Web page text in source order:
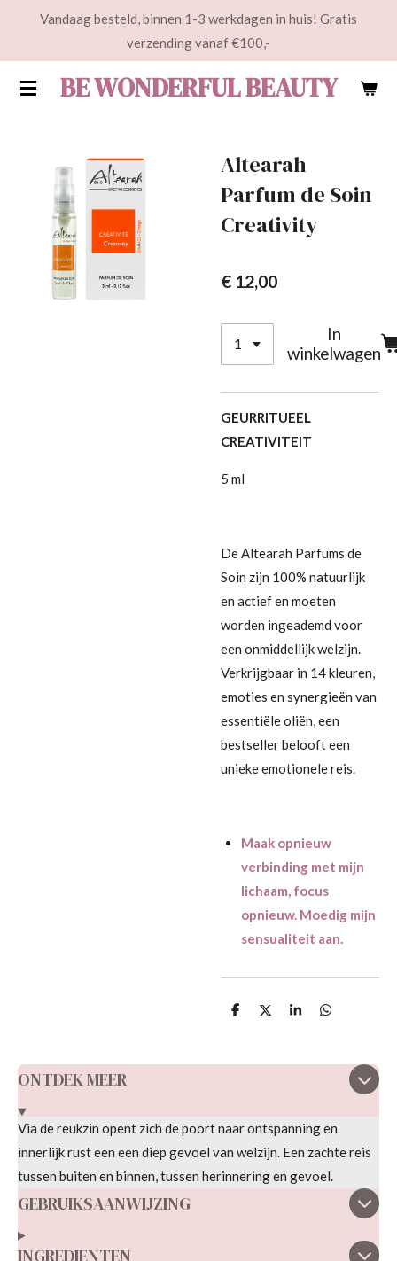
de
BE WONDERFUL BEAUTY
Vandaag besteld, binnen 1-3 werkdagen in huis! Gratis
verzending vanaf €100,-
Altearah
Parfum de Soin
Creativity
€ 12,00
In
winkelwagen
GEURRITUEEL
CREATIVITEIT
5 ml
De Altearah Parfums de
Soin zijn 100% natuurlijk
en actief en moeten
worden ingeademd voor
een onmiddellijk welzijn.
Verkrijgbaar in 14 kleuren,
emoties en synergieën van
essentiële oliën, een
bestseller belooft een
unieke emotionele reis.
Maak opnieuw
verbinding met mijn
lichaam, focus
opnieuw. Moedig mijn
sensualiteit aan.
D
n
D
S
e
D
n
ONTDEK MEER
Via de reukzin opent zich de poort naar ontspanning en
innerlijk rust een een diep gevoel van welzijn. Een zachte reis
tussen buiten en binnen, tussen herinnering en gevoel.
GEBRUIKSAANWIJZING
INGREDIENTEN